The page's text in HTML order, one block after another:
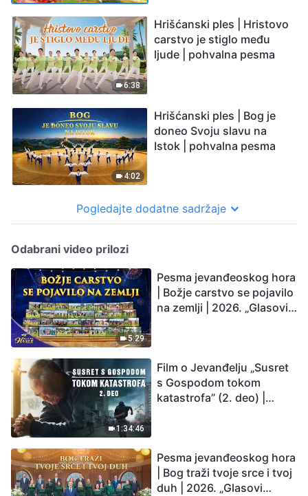
6:38
Hrišćanski ples | Hristovo
carstvo je stiglo među
ljude | pohvalna pesma
4:02
Hrišćanski ples | Bog je
doneo Svoju slavu na
Istok | pohvalna pesma
Pogledajte dodatne sadržaje
Odabrani video prilozi
5:29
Pesma jevanđeoskog hora
| Božje carstvo se pojavilo
na zemlji | 2026. „Glasovi
1:34:46
Film o Jevanđelju „Susret
s Gospodom tokom
katastrofa” (2. deo) |
Čovečanstvo ulazi u
odbrojavanje. Da li ste
pronašli način da
Pesma jevanđeoskog hora
| Bog traži tvoje srce i tvoj
duh | 2026. „Glasovi